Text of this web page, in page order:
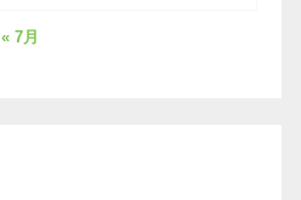
« 7月